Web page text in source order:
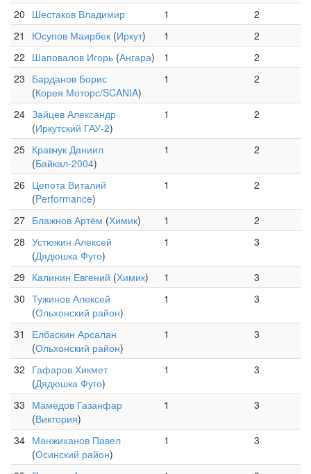
20 Шестаков Владимир 1
2
21
Юсупов Маирбек (Иркут) 1
2
22 Шаповалов Игорь (Ангара) 1
2
23 Барданов Борис
(Корея Моторс/SCANIA)
1 2
24 Зайцев Александр
(Иркутский ГАУ-2)
1 2
25 Кравчук Даниил
(Байкал-2004)
1 2
26 Цепота Виталий
(Performance)
1 2
27 Блажнов Артём (Химик) 1
2
28 Устюжин Алексей
(Дядюшка Фуго)
1 3
29 Калинин Евгений (Химик) 1
3
30 Тужинов Алексей
(Ольхонский район)
1 3
31
Елбаскин Арсалан
(Ольхонский район)
1 3
32 Гафаров Хикмет
(Дядюшка Фуго)
1 3
33 Мамедов Газанфар
(Виктория)
1 3
34 Манжиханов Павел
(Осинский район)
1 3